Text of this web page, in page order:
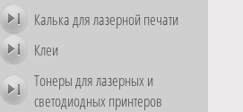
Калька для лазерной печати
Клеи
Тонеры для лазерных и
светодиодных принтеров